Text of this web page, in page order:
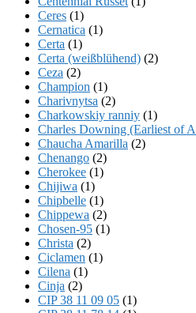
Ceres (1)
Cernatica (1)
Certa (1)
Certa (weißblühend) (2)
Ceza (2)
Champion (1)
Charivnytsa (2)
Charkowskiy ranniy (1)
Charles Downing (Earliest of
Chaucha Amarilla (2)
Chenango (2)
Cherokee (1)
Chijiwa (1)
Chipbelle (1)
Chippewa (2)
Chosen-95 (1)
Christa (2)
Ciclamen (1)
Cilena (1)
Cinja (2)
CIP 38 11 09 05 (1)